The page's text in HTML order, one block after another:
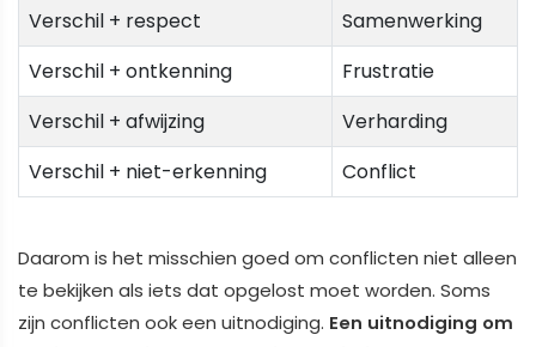
Verschil + respect
Samenwerking
Verschil + ontkenning
Frustratie
Verschil + afwijzing
Verharding
Verschil + niet-erkenning
Conflict
Daarom is het misschien goed om conflicten niet alleen
te bekijken als iets dat opgelost moet worden. Soms
zijn conflicten ook een uitnodiging. Een uitnodiging om